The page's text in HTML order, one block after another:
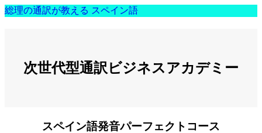
総理の通訳が教える スペイン語
次世代型通訳ビジネスアカデミー
スペイン語発音パーフェクトコース